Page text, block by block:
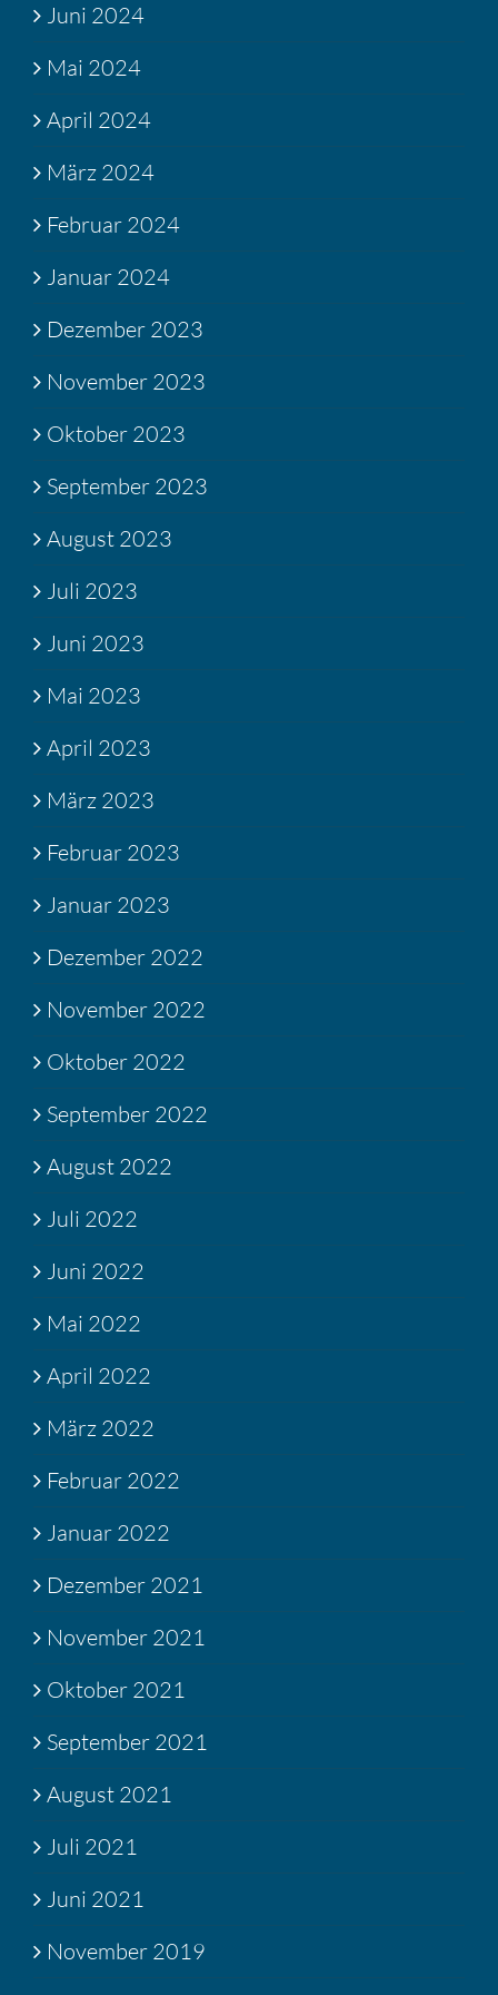
Juni 2024
Mai 2024
April 2024
März 2024
Februar 2024
Januar 2024
Dezember 2023
November 2023
Oktober 2023
September 2023
August 2023
Juli 2023
Juni 2023
Mai 2023
April 2023
März 2023
Februar 2023
Januar 2023
Dezember 2022
November 2022
Oktober 2022
September 2022
August 2022
Juli 2022
Juni 2022
Mai 2022
April 2022
März 2022
Februar 2022
Januar 2022
Dezember 2021
November 2021
Oktober 2021
September 2021
August 2021
Juli 2021
Juni 2021
November 2019